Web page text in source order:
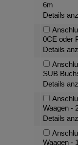
6m
Details
0CE oder
Details
SUB
Details
Waagen -
Details
Waagen -